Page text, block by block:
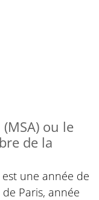
ou le
de la
est une année de
Paris, année